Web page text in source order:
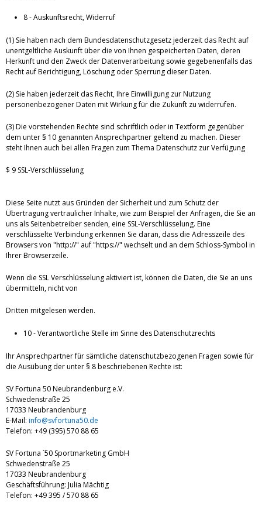
8 - Auskunftsrecht, Widerruf
(1) Sie haben nach dem Bundesdatenschutzgesetz jederzeit das Recht auf
unentgeltliche Auskunft über die von Ihnen gespeicherten Daten, deren
Herkunft und den Zweck der Datenverarbeitung sowie gegebenenfalls das
Recht auf Berichtigung, Löschung oder Sperrung dieser Daten.
(2) Sie haben jederzeit das Recht, Ihre Einwilligung zur Nutzung
personenbezogener Daten mit Wirkung für die Zukunft zu widerrufen.
(3) Die vorstehenden Rechte sind schriftlich oder in Textform gegenüber
dem unter § 10 genannten Ansprechpartner geltend zu machen. Dieser
steht Ihnen auch bei allen Fragen zum Thema Datenschutz zur Verfügung
$ 9 SSL-Verschlüsselung
Diese Seite nutzt aus Gründen der Sicherheit und zum Schutz der
Übertragung vertraulicher Inhalte, wie zum Beispiel der Anfragen, die Sie an
uns als Seitenbetreiber senden, eine SSL-Verschlüsselung. Eine
verschlüsselte Verbindung erkennen Sie daran, dass die Adresszeile des
Browsers von "http://" auf "https://" wechselt und an dem Schloss-Symbol in
Ihrer Browserzeile.
Wenn die SSL Verschlüsselung aktiviert ist, können die Daten, die Sie an uns
übermitteln, nicht von
Dritten mitgelesen werden.
10 - Verantwortliche Stelle im Sinne des Datenschutzrechts
Ihr Ansprechpartner für sämtliche datenschutzbezogenen Fragen sowie für
die Ausübung der unter § 8 beschriebenen Rechte ist:
SV Fortuna 50 Neubrandenburg e.V.
Schwedenstraße 25
17033 Neubrandenburg
E-Mail: info@svfortuna50.de
Telefon: +49 (395) 570 88 65
SV Fortuna ´50 Sportmarketing GmbH
Schwedenstraße 25
17033 Neubrandenburg
Geschäftsführung: Julia Mächtig
Telefon: +49 395 / 570 88 65